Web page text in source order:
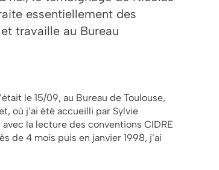
essentiellement des
travaille au Bureau
le 15/09, au Bureau de Toulouse,
où j’ai été accueilli par Sylvie
la lecture des conventions CIDRE
de 4 mois puis en janvier 1998, j’ai